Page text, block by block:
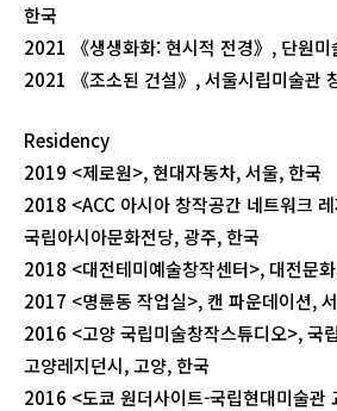
한국
2021 《생생화화: 현시적 전경》, 단원미
2021 《조소된 건설》, 서울시립미술관
Residency
2019 <제로원>, 현대자동차, 서울, 한국
2018 <ACC 아시아 창작공간 네트워크
국립아시아문화전당, 광주, 한국
2018 <대전테미예술창작센터>, 대전문
2017 <명륜동 작업실>, 캔 파운데이션,
2016 <고양 국립미술창작스튜디오>, 국
고양레지던시, 고양, 한국
2016 <도쿄 원더사이트-국립현대미술관